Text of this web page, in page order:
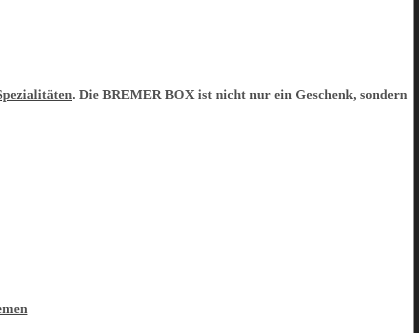
. Die BREMER BOX ist nicht nur ein Geschenk, sondern